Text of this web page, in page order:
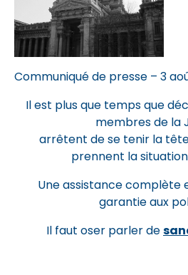
Communiqué de presse – 3
Il est plus que temps que
membres de la
arrêtent de se tenir la
prennent la situation
Une assistance complète
garantie aux
Il faut oser parler de